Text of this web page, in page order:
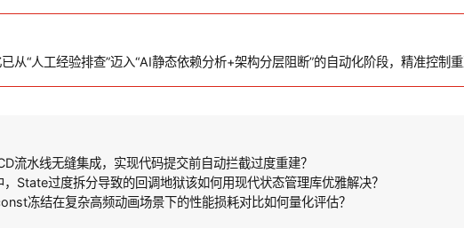
从“人工经验排查”迈入“AI静态依赖分析+架构分层阻断”的自动化阶段，精准控制
流水线无缝集成，实现代码提交前自动拦截过度重建？
State过度拆分导致的回调地狱该如何用现代状态管理库优雅解决？
冻结在复杂高频动画场景下的性能损耗对比如何量化评估？